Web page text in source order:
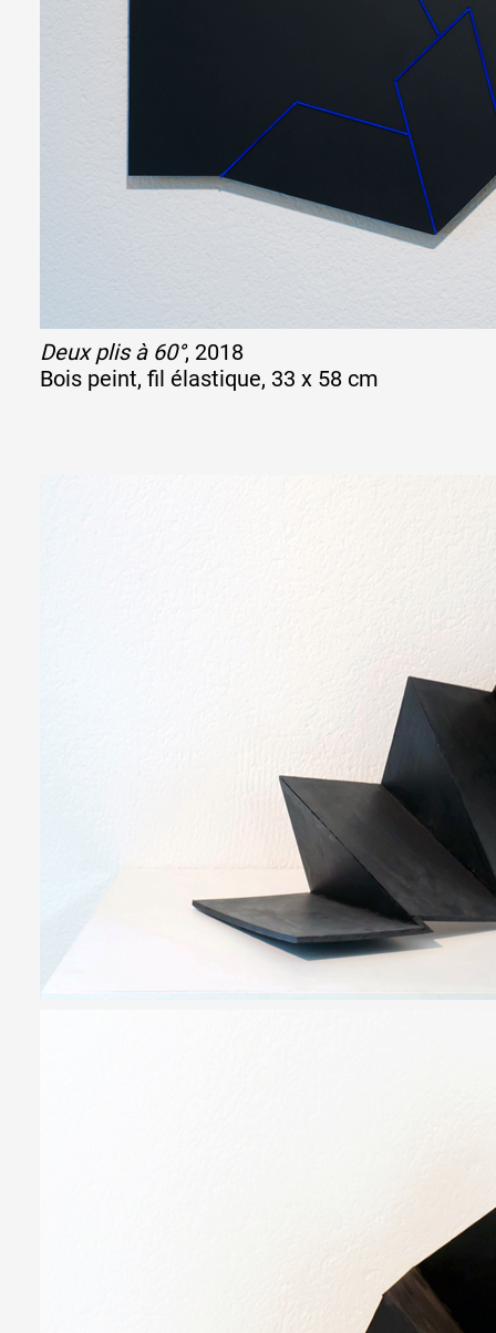
Deux plis à 60°, 2018
Bois peint, fil élastique, 33 x 58 cm